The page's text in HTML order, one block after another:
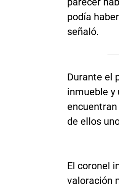
podía
señaló.
Durante el
inmueble y
de ellos
El coronel
valoración